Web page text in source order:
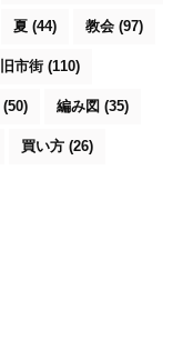
夏 (44) 教会 (97)
旧市街 (110)
(50) 編み図 (35)
買い方 (26)